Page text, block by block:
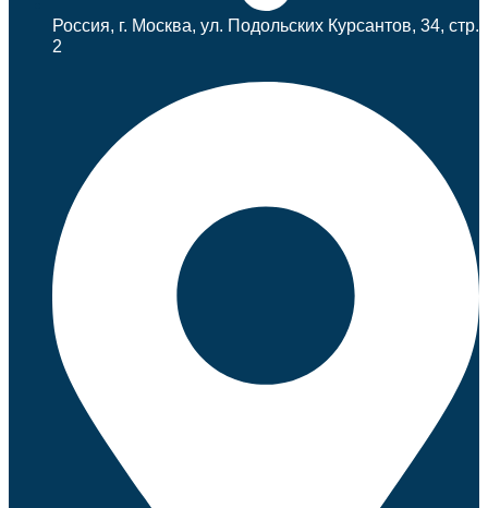
Россия, г. Москва, ул. Подольских Курсантов, 34, стр.
2